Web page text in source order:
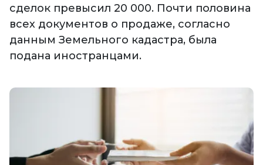
сделок превысил 20 000. Почти половина
всех документов о продаже, согласно
данным Земельного кадастра, была
подана иностранцами.